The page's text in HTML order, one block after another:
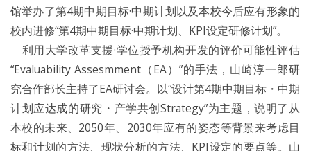
馆举办了第4期中期目标·中期计划以及本校今后应有形象的
校内进修“第4期中期目标·中期计划、KPI设定研修计划”。
利用大学改革支援·学位授予机构开发的评价可能性评估
“Evaluability Assesmment（EA）”的手法，山崎淳一郎研
究合作部长主持了EA研讨会。以“设计第4期中期目标・中期
计划应达成的研究・产学共创Strategy”为主题，说明了从
本校的未来、2050年、2030年应有的姿态等背景来考虑目
标和计划的方法、现状分析的方法、KPI设定的要点等。山